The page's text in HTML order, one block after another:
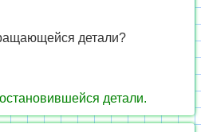
детали?
детали.